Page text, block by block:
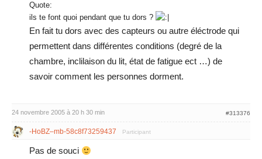
Quote:
ils te font quoi pendant que tu dors ?
En fait tu dors avec des capteurs ou autre éléctrode qui
permettent dans différentes conditions (degré de la
chambre, inclilaison du lit, état de fatigue ect …) de
savoir comment les personnes dorment.
24 novembre 2005 à 20 h 30 min #313376
-HoBZ–mb-58c8f73259437 Participant
Pas de souci